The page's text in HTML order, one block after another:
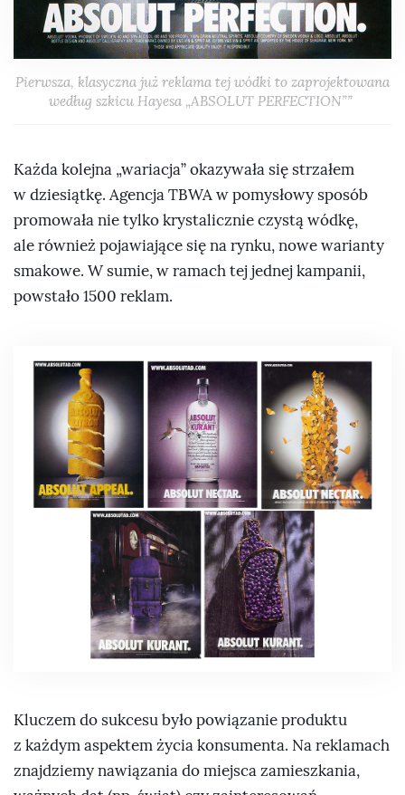
Pierwsza, klasyczna już reklama tej wódki to zaprojektowana
według szkicu Hayesa „ABSOLUT PERFECTION””
Każda kolejna „wariacja” okazywała się strzałem
w dziesiątkę. Agencja TBWA w pomysłowy sposób
promowała nie tylko krystalicznie czystą wódkę,
ale również pojawiające się na rynku, nowe warianty
smakowe. W sumie, w ramach tej jednej kampanii,
powstało 1500 reklam.
Kluczem do sukcesu było powiązanie produktu
z każdym aspektem życia konsumenta. Na reklamach
znajdziemy nawiązania do miejsca zamieszkania,